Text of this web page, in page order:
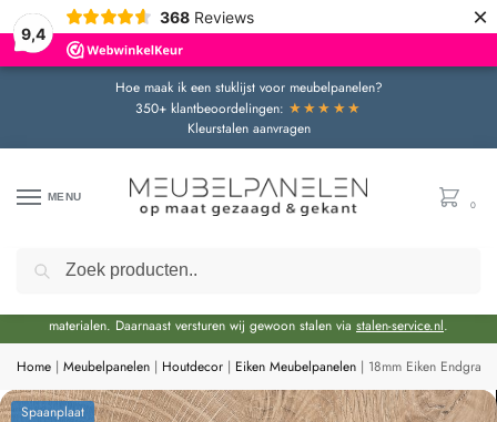
9,4
368 Reviews ×
Hoe maak ik een stuklijst voor meubelpanelen?
350+ klantbeoordelingen: ★★★★★
Kleurstalen aanvragen
MENU
0
Door de bouwvakperiode geldt momenteel een extra levertijd van circa 3 weken
materialen. Daarnaast versturen wij gewoon stalen via stalen-service.nl.
Home | Meubelpanelen | Houtdecor | Eiken Meubelpanelen | 18mm Eiken
Spaanplaat